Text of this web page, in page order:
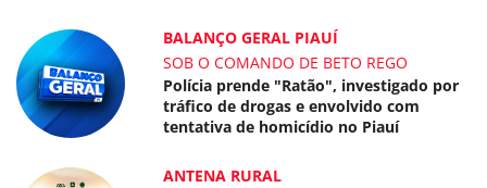
BALANÇO GERAL PIAUÍ
SOB O COMANDO DE BETO REGO
Polícia prende "Ratão", investigado por
tráfico de drogas e envolvido com
tentativa de homicídio no Piauí
ANTENA RURAL